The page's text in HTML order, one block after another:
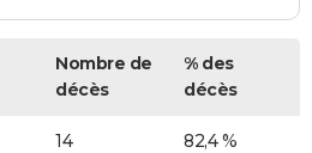
Nombre de
décès
% des
décès
14 82,4 %